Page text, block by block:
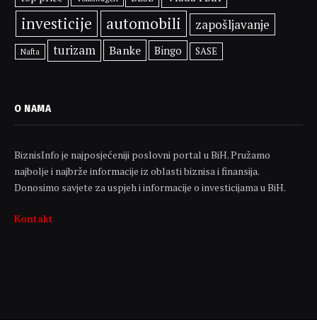
investicije automobili zapošljavanje
Nafta turizam Banke Bingo SASE
O NAMA
BiznisInfo je najposjećeniji poslovni portal u BiH. Pružamo
najbolje i najbrže informacije iz oblasti biznisa i finansija.
Donosimo savjete za uspjeh i informacije o investicijama u BiH.
Kontakt